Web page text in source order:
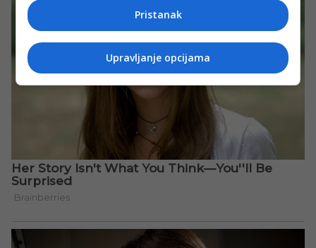
Pristanak
Upravljanje opcijama